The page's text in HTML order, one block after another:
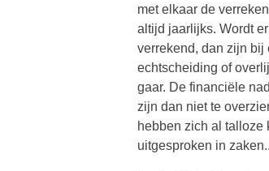
met elkaar de
altijd jaarlijks. Wordt
verrekend, dan zijn bij
echtscheiding of
gaar. De financiële
zijn dan niet te
hebben zich al talloze
uitgesproken in